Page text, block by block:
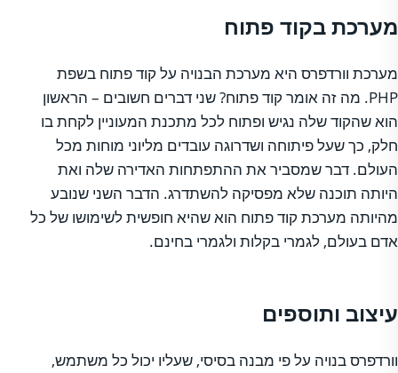
מערכת בקוד פתוח
מערכת וורדפרס היא מערכת הבנויה על קוד פתוח בשפת
PHP. מה זה אומר קוד פתוח? שני דברים חשובים – הראשון
הוא שהקוד שלה נגיש ופתוח לכל מתכנת המעוניין לקחת בו
חלק, כך שעל פיתוחה ושדרוגה עובדים מליוני מוחות מכל
העולם. דבר שמסביר את ההתפתחות האדירה שלה ואת
היותה תוכנה שלא מפסיקה להשתדרג. הדבר השני שנובע
מהיותה מערכת קוד פתוח הוא שהיא חופשית לשימושו של כל
אדם בעולם, לגמרי בקלות ולגמרי בחינם.
עיצוב ותוספים
וורדפרס בנויה על פי מבנה בסיסי, שעליו יכול כל משתמש,